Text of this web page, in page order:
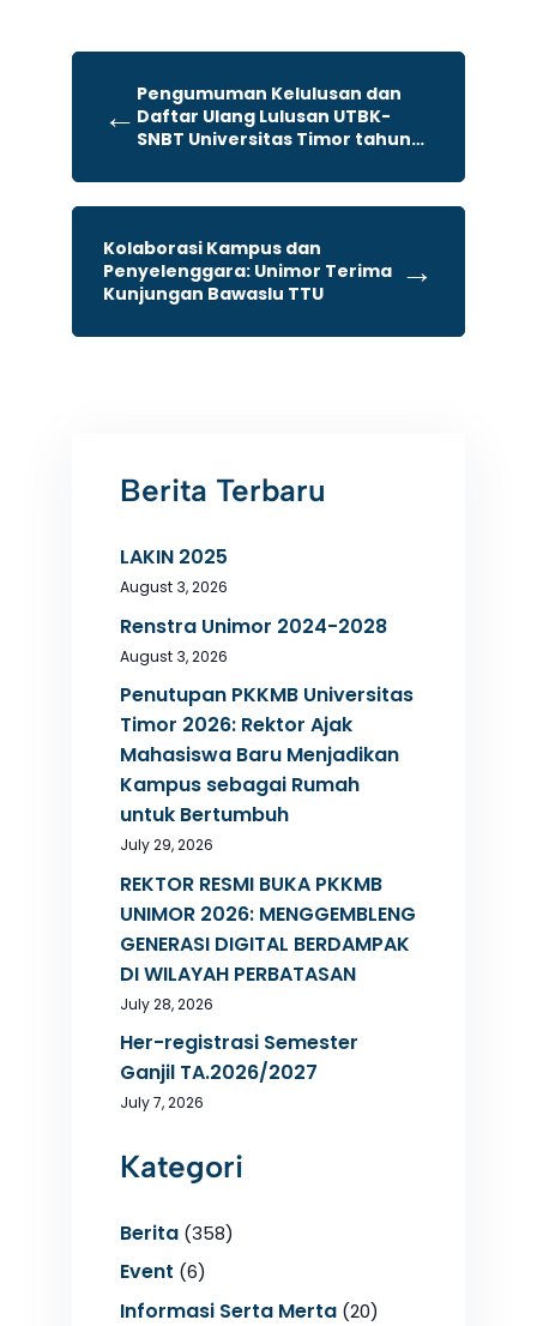
← Pengumuman Kelulusan dan
Daftar Ulang Lulusan UTBK-
SNBT Universitas Timor tahun
Kolaborasi Kampus dan
Penyelenggara: Unimor Terima
Kunjungan Bawaslu TTU
→
Berita Terbaru
LAKIN 2025
August 3, 2026
Renstra Unimor 2024-2028
August 3, 2026
Penutupan PKKMB Universitas
Timor 2026: Rektor Ajak
Mahasiswa Baru Menjadikan
Kampus sebagai Rumah
untuk Bertumbuh
July 29, 2026
REKTOR RESMI BUKA PKKMB
UNIMOR 2026: MENGGEMBLENG
GENERASI DIGITAL BERDAMPAK
DI WILAYAH PERBATASAN
July 28, 2026
Her-registrasi Semester
Ganjil TA.2026/2027
July 7, 2026
Kategori
Berita(358)
Event (6)
Informasi Serta Merta(20)